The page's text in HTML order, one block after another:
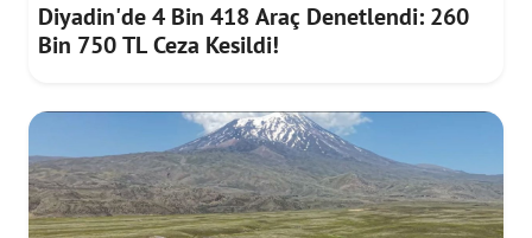
Diyadin'de 4 Bin 418 Araç Denetlendi: 260
Bin 750 TL Ceza Kesildi!